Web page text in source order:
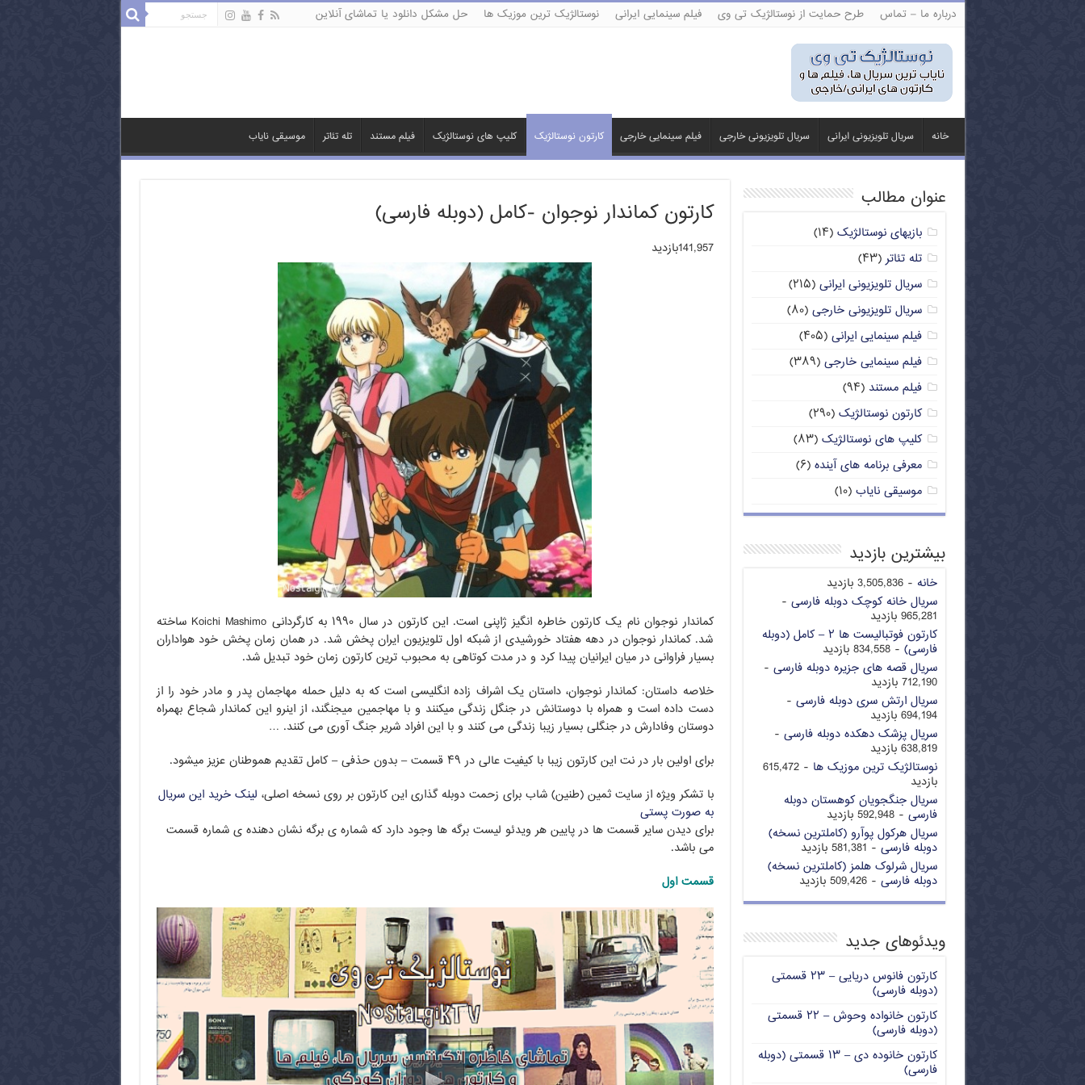
درباره ما – تماس طرح حمایت از نوستالژیک تی وی فیلم سینمایی ایرانی نوستالژیک ترین موزیک ها حل مشکل دانلود یا تماشای آنلاین
خانه سریال تلویزیونی ایرانی سریال تلویزیونی خارجی فیلم سینمایی خارجی کارتون نوستالژیک کلیپ های نوستالژیک فیلم مستند تله تئاتر موسیقی نایاب
کارتون کماندار نوجوان -کامل (دوبله فارسی)
141,957بازدید
کماندار نوجوان نام یک کارتون خاطره انگیز ژاپنی است. این کارتون در سال ۱۹۹۰ به کارگردانی Koichi Mashimo ساخته
شد. کماندار نوجوان در دهه هفتاد خورشیدی از شبکه اول تلویزیون ایران پخش شد. در همان زمان پخش خود هواداران
بسیار فراوانی در میان ایرانیان پیدا کرد و در مدت کوتاهی به محبوب ترین کارتون زمان خود تبدیل شد.
خلاصه داستان: کماندار نوجوان، داستان یک اشراف زاده انگلیسی است که به دلیل حمله مهاجمان پدر و مادر خود را از
دست داده است و همراه با دوستانش در جنگل زندگی میکنند و با مهاجمین میجنگند، از اینرو این کماندار شجاع بهمراه
دوستان وفادارش در جنگلی بسیار زیبا زندگی می کنند و با این افراد شریر جنگ آوری می کنند. …
برای اولین بار در نت این کارتون زیبا با کیفیت عالی در ۴۹ قسمت – بدون حذفی – کامل تقدیم هموطنان عزیز میشود.
با تشکر ویژه از سایت ثمین (طنین) شاب برای زحمت دوبله گذاری این کارتون بر روی نسخه اصلی، لینک خرید این سریال
به صورت پستی
برای دیدن سایر قسمت ها در پایین هر ویدئو لیست برگه ها وجود دارد که شماره ی برگه نشان دهنده ی شماره قسمت
می باشد.
قسمت اول
عنوان مطالب
بازیهای نوستالژیک (۱۴)
تله تئاتر(۴۳)
سریال تلویزیونی ایرانی (۲۱۵)
سریال تلویزیونی خارجی (۸۰)
فیلم سینمایی ایرانی (۴۰۵)
فیلم سینمایی خارجی (۳۸۹)
فیلم مستند (۹۴)
کارتون نوستالژیک (۲۹۰)
کلیپ های نوستالژیک (۸۳)
معرفی برنامه های آینده (۶)
موسیقی نایاب (۱۰)
بیشترین بازدید
خانه - 3,505,836 بازدید
سریال خانه کوچک دوبله فارسی -
965,281 بازدید
کارتون فوتبالیست ها ۲ – کامل (دوبله
فارسی) - 834,558 بازدید
سریال قصه های جزیره دوبله فارسی -
712,190 بازدید
سریال ارتش سری دوبله فارسی -
694,194 بازدید
سریال پزشک دهکده دوبله فارسی -
638,819 بازدید
نوستالژیک ترین موزیک ها
- 615,472
بازدید
سریال جنگجویان کوهستان دوبله
فارسی - 592,948 بازدید
سریال هرکول پوآرو (کاملترین نسخه)
دوبله فارسی - 581,381 بازدید
سریال شرلوک هلمز (کاملترین نسخه)
دوبله فارسی - 509,426 بازدید
ویدئوهای جدید
کارتون فانوس دریایی – ۲۳ قسمتی
(دوبله فارسی)
کارتون خانواده وحوش – ۲۲ قسمتی
(دوبله فارسی)
کارتون خانوده دی – ۱۳ قسمتی (دوبله
فارسی)